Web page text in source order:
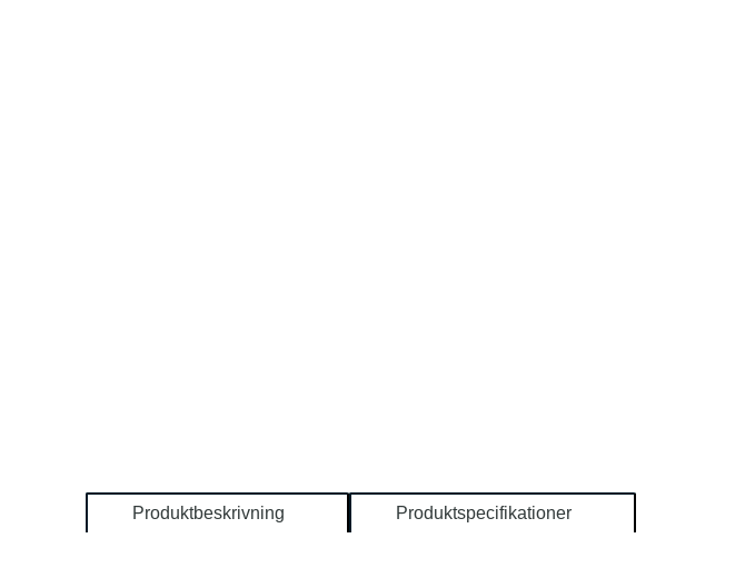
Produktbeskrivning Produktspecifikationer